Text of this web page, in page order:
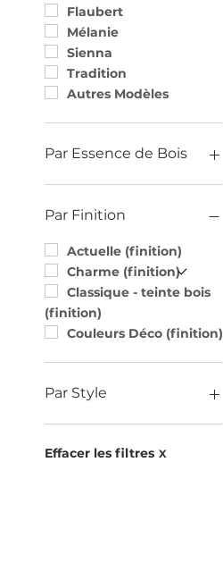
Flaubert
Mélanie
Sienna
Tradition
Autres Modèles
Par Essence de Bois
Chêne
Merisier
Par Finition
Actuelle (finition)
Charme (finition)
Classique - teinte bois
(finition)
Couleurs Déco (finition)
Par Style
Campagne Chic
Louis XVI Directoire
Effacer les filtres X